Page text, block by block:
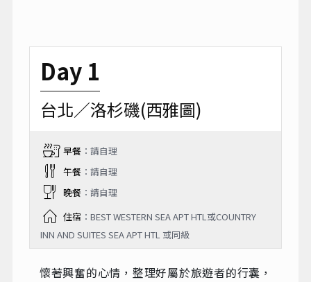
Day 1
台北／洛杉磯(西雅圖)
早餐：請自理
午餐：請自理
晚餐：請自理
住宿 ：BEST WESTERN SEA APT HTL或COUNTRY
INN AND SUITES SEA APT HTL 或同級
懷著興奮的心情，整理好屬於旅遊者的行囊，